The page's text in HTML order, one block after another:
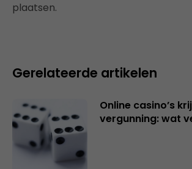
plaatsen.
Gerelateerde artikelen
Online casino’s
vergunning: wat